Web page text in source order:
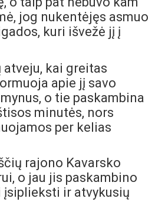
jog nukentėjęs asmuo
kuri išvežė jį į
kai greitas
apie jį savo
o tie paskambina
minutės, nors
per kelias
rajono Kavarsko
o jau jis paskambino
įsiplieksti ir atvykusių